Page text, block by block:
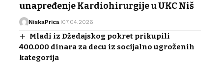
unapređenje Kardiohirurgije u UKC Niš
NiskaPrica 07.04.2026
Mladi iz Džedajskog pokret prikupili
400.000 dinara za decu iz socijalno ugroženih
kategorija